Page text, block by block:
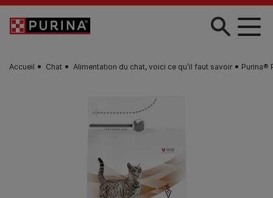
Skip to main content
Accueil Chat Alimentation du chat, voici ce qu’il faut savoir Purina®